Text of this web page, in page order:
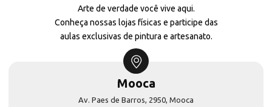
Arte de verdade você vive aqui.
Conheça nossas lojas físicas e participe das
aulas exclusivas de pintura e artesanato.
Mooca
Av. Paes de Barros, 2950, Mooca